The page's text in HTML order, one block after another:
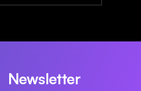
Newsletter